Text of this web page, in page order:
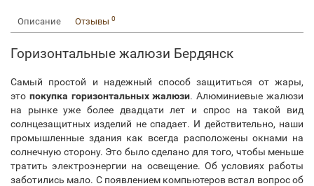
Описание Отзывы 0
Горизонтальные жалюзи Бердянск
Самый простой и надежный способ защититься от жары,
это покупка горизонтальных жалюзи. Алюминиевые жалюзи
на рынке уже более двадцати лет и спрос на такой вид
солнцезащитных изделий не спадает. И действительно, наши
промышленные здания как всегда расположены окнами на
солнечную сторону. Это было сделано для того, чтобы меньше
тратить электроэнергии на освещение. Об условиях работы
заботились мало. С появлением компьютеров встал вопрос об